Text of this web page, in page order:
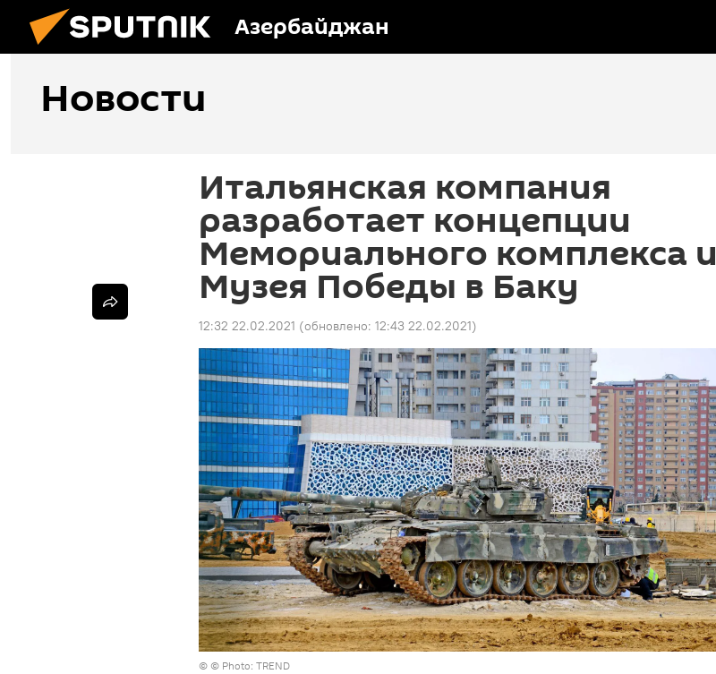
Азербайджан
Новости
Итальянская компания
разработает концепции
Мемориального комплекса и
Музея Победы в Баку
12:32 22.02.2021 (обновлено: 12:43 22.02.2021)
© © Photo: TREND